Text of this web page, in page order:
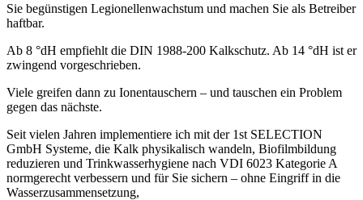
Sie begünstigen Legionellenwachstum und machen Sie als Betreiber
haftbar.
Ab 8 °dH empfiehlt die DIN 1988-200 Kalkschutz. Ab 14 °dH ist er
zwingend vorgeschrieben.
Viele greifen dann zu Ionentauschern – und tauschen ein Problem
gegen das nächste.
Seit vielen Jahren implementiere ich mit der 1st SELECTION
GmbH Systeme, die Kalk physikalisch wandeln, Biofilmbildung
reduzieren und Trinkwasserhygiene nach VDI 6023 Kategorie A
normgerecht verbessern und für Sie sichern – ohne Eingriff in die
Wasserzusammensetzung,